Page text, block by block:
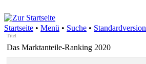
Startseite • Menü • Suche • Standardversion
Titel
Das Marktanteile-Ranking 2020